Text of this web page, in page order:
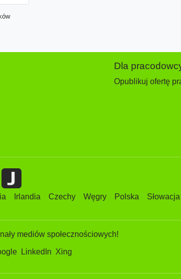
Dla
Opublikuj ofertę
Irlandia Czechy Węgry Polska Słowacja
mediów społecznościowych!
LinkedIn Xing